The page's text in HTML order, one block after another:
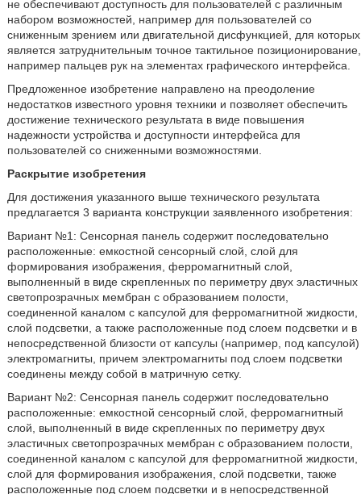
не обеспечивают доступность для пользователей с различным
набором возможностей, например для пользователей со
сниженным зрением или двигательной дисфункцией, для которых
является затруднительным точное тактильное позиционирование,
например пальцев рук на элементах графического интерфейса.
Предложенное изобретение направлено на преодоление
недостатков известного уровня техники и позволяет обеспечить
достижение технического результата в виде повышения
надежности устройства и доступности интерфейса для
пользователей со сниженными возможностями.
Раскрытие изобретения
Для достижения указанного выше технического результата
предлагается 3 варианта конструкции заявленного изобретения:
Вариант №1: Сенсорная панель содержит последовательно
расположенные: емкостной сенсорный слой, слой для
формирования изображения, ферромагнитный слой,
выполненный в виде скрепленных по периметру двух эластичных
светопрозрачных мембран с образованием полости,
соединенной каналом с капсулой для ферромагнитной жидкости,
слой подсветки, а также расположенные под слоем подсветки и в
непосредственной близости от капсулы (например, под капсулой)
электромагниты, причем электромагниты под слоем подсветки
соединены между собой в матричную сетку.
Вариант №2: Сенсорная панель содержит последовательно
расположенные: емкостной сенсорный слой, ферромагнитный
слой, выполненный в виде скрепленных по периметру двух
эластичных светопрозрачных мембран с образованием полости,
соединенной каналом с капсулой для ферромагнитной жидкости,
слой для формирования изображения, слой подсветки, также
расположенные под слоем подсветки и в непосредственной